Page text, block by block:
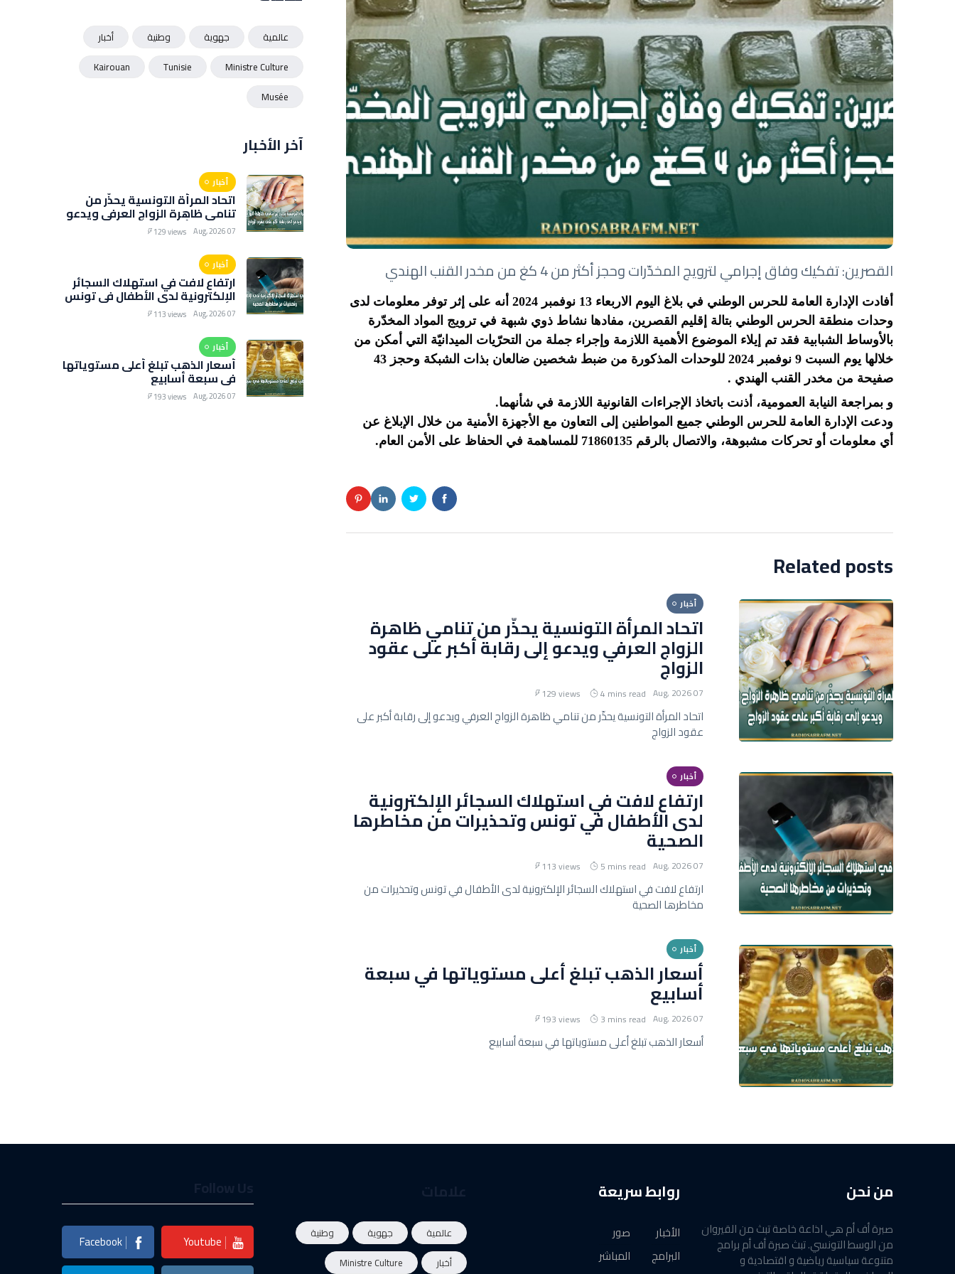
القصرين: تفكيك وفاق إجرامي لترويج المخدّرات وحجز أكثر من 4 كغ من مخدر القنب الهندي
أفادت الإدارة العامة للحرس الوطني في بلاغ اليوم الاربعاء 13 نوفمبر 2024 أنه على إثر توفر معلومات لدى
وحدات منطقة الحرس الوطني بتالة إقليم القصرين، مفادها نشاط ذوي شبهة في ترويج المواد المخدّرة
بالأوساط الشبابية فقد تم إيلاء الموضوع الأهمية اللازمة وإجراء جملة من التحرّيات الميدانيّة التي أمكن من
خلالها يوم السبت 9 نوفمبر 2024 للوحدات المذكورة من ضبط شخصين ضالعان بذات الشبكة وحجز 43
صفيحة من مخدر القنب الهندي .
و بمراجعة النيابة العمومية، أذنت باتخاذ الإجراءات القانونية اللازمة في شأنهما.
ودعت الإدارة العامة للحرس الوطني جميع المواطنين إلى التعاون مع الأجهزة الأمنية من خلال الإبلاغ عن
أي معلومات أو تحركات مشبوهة، والاتصال بالرقم 71860135 للمساهمة في الحفاظ على الأمن العام.
Related posts
أخبار
اتحاد المرأة التونسية يحذّر من تنامي ظاهرة
الزواج العرفي ويدعو إلى رقابة أكبر على عقود
الزواج
07 Aug, 2026
4 mins read
129 views
اتحاد المرأة التونسية يحذّر من تنامي ظاهرة الزواج العرفي ويدعو إلى رقابة أكبر على
عقود الزواج
أخبار
ارتفاع لافت في استهلاك السجائر الإلكترونية
لدى الأطفال في تونس وتحذيرات من مخاطرها
الصحية
07 Aug, 2026
5 mins read
113 views
ارتفاع لافت في استهلاك السجائر الإلكترونية لدى الأطفال في تونس وتحذيرات من
مخاطرها الصحية
أخبار
أسعار الذهب تبلغ أعلى مستوياتها في سبعة
أسابيع
07 Aug, 2026
3 mins read
193 views
أسعار الذهب تبلغ أعلى مستوياتها في سبعة أسابيع
عالمية جهوية وطنية
أخبار
Ministre Culture
Tunisie
Kairouan
Musée
آخر الأخبار
أخبار
اتحاد المرأة التونسية يحذّر من
تنامي ظاهرة الزواج العرفي ويدعو
إلى رقابة أكبر على عقود الزواج
07 Aug, 2026
129 views
أخبار
ارتفاع لافت في استهلاك السجائر
الإلكترونية لدى الأطفال في تونس
وتحذيرات من مخاطرها الصحية
07 Aug, 2026
113 views
أخبار
أسعار الذهب تبلغ أعلى مستوياتها
في سبعة أسابيع
07 Aug, 2026
193 views
من نحن
صبرة أف أم هي اذاعة خاصة تبث من القيروان
من الوسط التونسي. تبث صبرة أف أم برامج
متنوعة سياسية رياضية و اقتصادية و
روابط سريعة
الأخبار
البرامج
صور
المباشر
عالمية جهوية
وطنية
أخبار
Ministre Culture
Youtube
Facebook